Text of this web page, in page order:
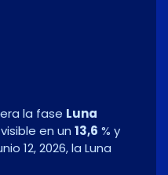
la fase Luna
en un 13,6 % y
12, 2026, la Luna